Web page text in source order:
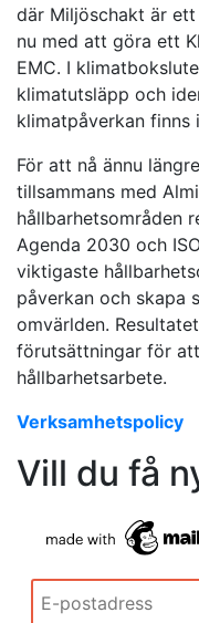
där Miljöschakt är
nu med att göra ett
EMC. I
klimatutsläpp och
klimatpåverkan
För att nå ännu
tillsammans med
hållbarhetsområden
Agenda 2030 och
viktigaste
påverkan och skapa
omvärlden.
förutsättningar för
hållbarhetsarbete.
Verksamhetspolicy
Vill du få